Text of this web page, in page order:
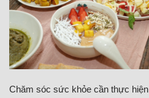
Chăm sóc sức khỏe cần thực hiện